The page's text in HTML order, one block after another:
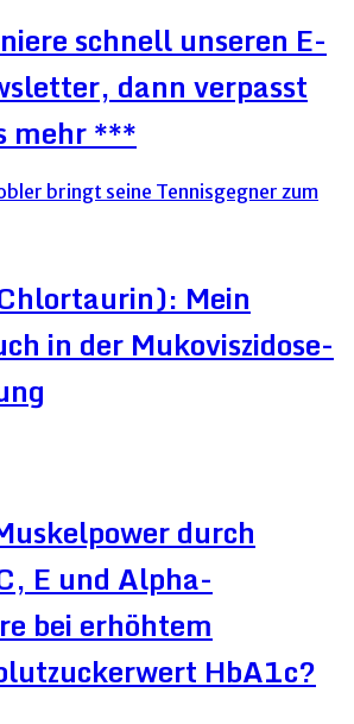
schnell unseren E-
dann verpasst
mehr ***
Mein
in der Mukoviszidose-
durch
E und Alpha-
bei erhöhtem
HbA1c?